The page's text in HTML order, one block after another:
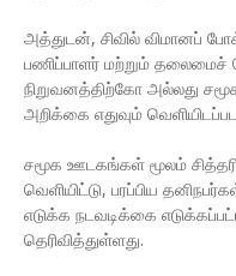
அத்துடன், சிவில் விமானப்
பணிப்பாளர் மற்றும்
நிறுவனத்திற்கோ அல்லது
அறிக்கை எதுவும்
சமூக ஊடகங்கள் மூலம்
வெளியிட்டு, பரப்பிய
எடுக்க நடவடிக்கை
தெரிவித்துள்ளது.